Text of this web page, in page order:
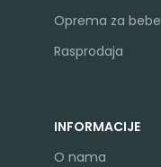
Oprema za bebe
Rasprodaja
INFORMACIJE
O nama